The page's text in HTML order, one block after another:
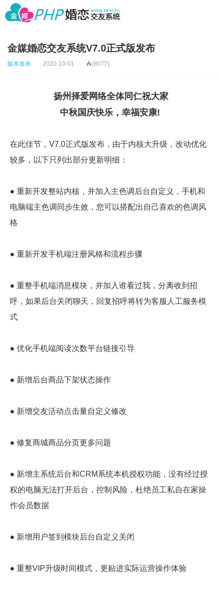
金媒婚恋交友系统V7.0正式版发布
版本发布 2020-10-01 (8077)
扬州择爱网络全体同仁祝大家
中秋国庆快乐，幸福安康!
在此佳节，V7.0正式版发布，由于内核大升级，改动优化
较多，以下只列出部分更新明细：
● 重新开发整站内核，并加入主色调后台自定义，手机和
电脑端主色调同步生效，您可以搭配出自己喜欢的色调风
格
● 重新开发手机端注册风格和流程步骤
● 重整手机端消息模块，并加入谁看过我，分离收到招
呼，如果后台关闭聊天，回复招呼将转为客服人工服务模
式
● 优化手机端阅读次数平台链接引导
● 新增后台商品下架状态操作
● 新增交友活动点击量自定义修改
● 修复商城商品分页更多问题
● 新增主系统后台和CRM系统本机授权功能，没有经过授
权的电脑无法打开后台，控制风险，杜绝员工私自在家操
作会员数据
● 新增用户签到模块后台自定义关闭
● 重整VIP升级时间模式，更贴进实际运营操作体验